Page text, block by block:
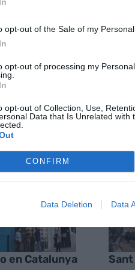
opt-out of the Sale of my Personal
opt-out of processing my
opt-out of Collection, Use,
Data that Is Unrelated with
CONFIRM
Data Deletion Data
preferida de Google de
de actualidad
en Catalunya